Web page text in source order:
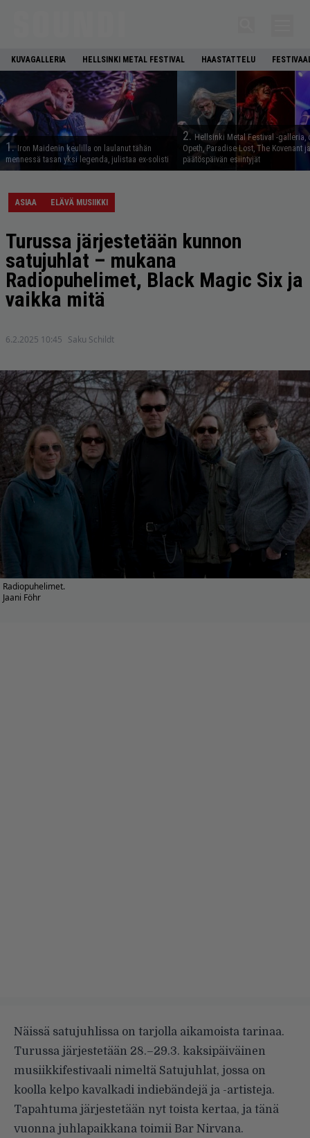
KUVAGALLERIA HELLSINKI METAL FESTIVAL HAASTATTELU
1. Iron Maidenin keulilla on laulanut tähän
mennessä tasan yksi legenda, julistaa ex-solisti
2. Hellsinki Metal Festival -galleria,
Opeth, Paradise Lost, The Kovenant
päätöspäivän esiintyjät
ASIAA ELÄVÄ MUSIIKKI
Turussa järjestetään kunnon
satujuhlat – mukana
Radiopuhelimet, Black Magic Six ja
vaikka mitä
6.2.2025 10:45 Saku Schildt
Radiopuhelimet.
Jaani Föhr
Näissä satujuhlissa on tarjolla aikamoista tarinaa.
Turussa järjestetään 28.–29.3. kaksipäiväinen
musiikkifestivaali nimeltä Satujuhlat, jossa on
koolla kelpo kavalkadi indiebändejä ja -artisteja.
Tapahtuma järjestetään nyt toista kertaa, ja tänä
vuonna juhlapaikkana toimii Bar Nirvana.